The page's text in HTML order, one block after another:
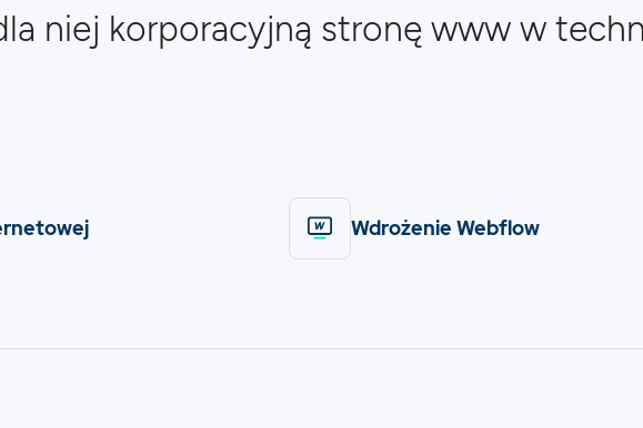
niej korporacyjną stronę www w
Wdrożenie Webflow